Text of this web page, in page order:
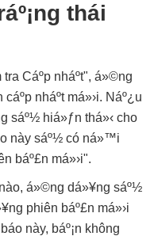
thái
tra Cáº­p nháº­t", á»©ng
nháº­t má»›i. Náº¿u
sáº½ hiá»ƒn thá»‹ cho
này sáº½ có ná»™i
báº£n má»›i".
á»©ng dá»¥ng sáº½
phiên báº£n má»›i
này, báº¡n không